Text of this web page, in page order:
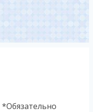
*Обязательно